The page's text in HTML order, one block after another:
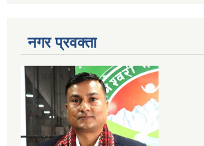
नगर प्रवक्ता